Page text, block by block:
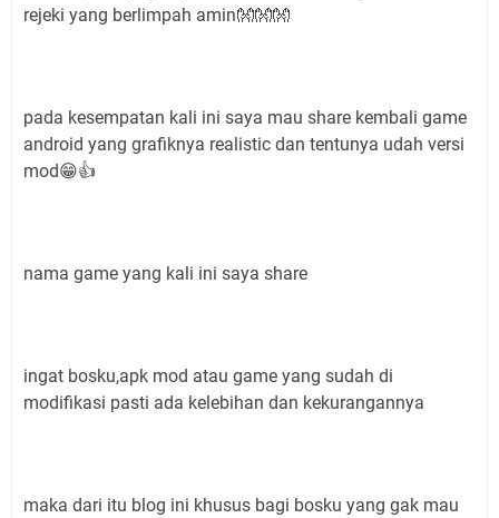
rejeki yang berlimpah amin👐👐👐
pada kesempatan kali ini saya mau share kembali game
android yang grafiknya realistic dan tentunya udah versi
mod😁👍
nama game yang kali ini saya share
ingat bosku,apk mod atau game yang sudah di
modifikasi pasti ada kelebihan dan kekurangannya
maka dari itu blog ini khusus bagi bosku yang gak mau